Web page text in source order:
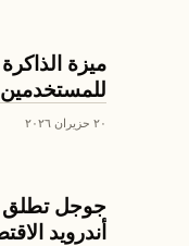
الذكاء الإصطناعي
للمستخدمين
٢٠ حزيران ٢٠٢٦
الذكاء الإصطناعي
جوجل تطلق
أندرويد الاقتصادية